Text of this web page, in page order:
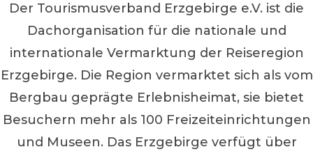
Der Tourismusverband Erzgebirge e.V. ist die
Dachorganisation für die nationale und
internationale Vermarktung der Reiseregion
Erzgebirge. Die Region vermarktet sich als vom
Bergbau geprägte Erlebnisheimat, sie bietet
Besuchern mehr als 100 Freizeiteinrichtungen
und Museen. Das Erzgebirge verfügt über